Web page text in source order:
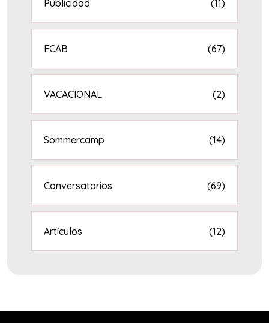
Publicidad (11)
FCAB (67)
VACACIONAL (2)
Sommercamp (14)
Conversatorios (69)
Artículos (12)